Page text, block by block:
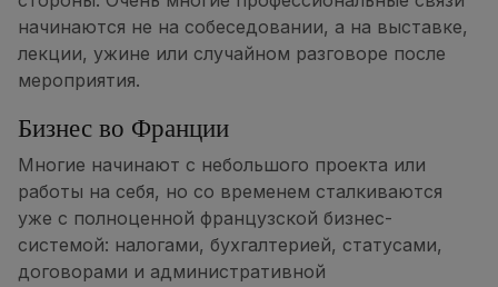
начинаются не на собеседовании, а на выставке,
лекции, ужине или случайном разговоре после
мероприятия.
Бизнес во Франции
Многие начинают с небольшого проекта или
работы на себя, но со временем сталкиваются
уже с полноценной французской бизнес-
системой: налогами, бухгалтерией, статусами,
договорами и административной